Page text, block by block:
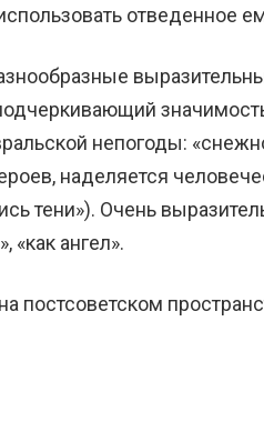
отведенное
непогоды:
наделяется
тени»). Очень
«как ангел».
постсоветском